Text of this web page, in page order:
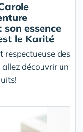
essence
le Karité
respectueuse des
découvrir un